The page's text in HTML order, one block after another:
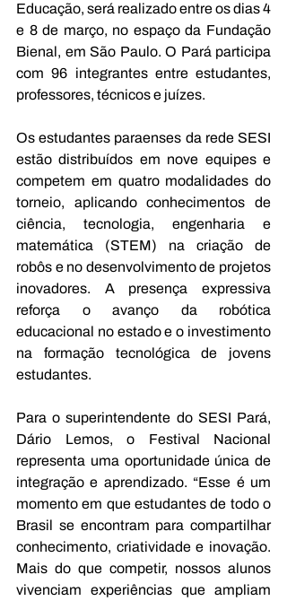
Educação, será realizado entre os dias 4
e 8 de março, no espaço da Fundação
Bienal, em São Paulo. O Pará participa
com 96 integrantes entre estudantes,
professores, técnicos e juízes.
Os estudantes paraenses da rede SESI
estão distribuídos em nove equipes e
competem em quatro modalidades do
torneio, aplicando conhecimentos de
ciência, tecnologia, engenharia e
matemática (STEM) na criação de
robôs e no desenvolvimento de projetos
inovadores. A presença expressiva
reforça o avanço da robótica
educacional no estado e o investimento
na formação tecnológica de jovens
estudantes.
Para o superintendente do SESI Pará,
Dário Lemos, o Festival Nacional
representa uma oportunidade única de
integração e aprendizado. “Esse é um
momento em que estudantes de todo o
Brasil se encontram para compartilhar
conhecimento, criatividade e inovação.
Mais do que competir, nossos alunos
vivenciam experiências que ampliam